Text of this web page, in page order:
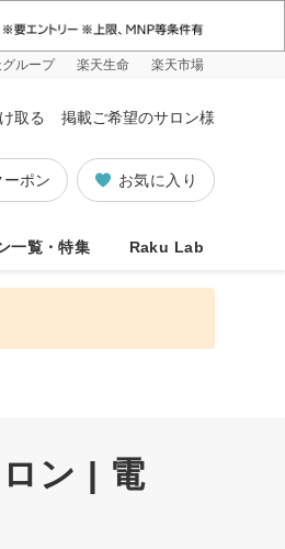
ループ 楽天生命 楽天市場
取る 掲載ご希望のサロン様
お気に入り
ーポン
一覧・特集 Raku Lab
ン | 電